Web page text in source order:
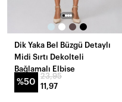
Dik Yaka Bel Büzgü Detaylı
Midi Sırtı Dekolteli
Bağlamalı Elbise
%50
23,95
11,97